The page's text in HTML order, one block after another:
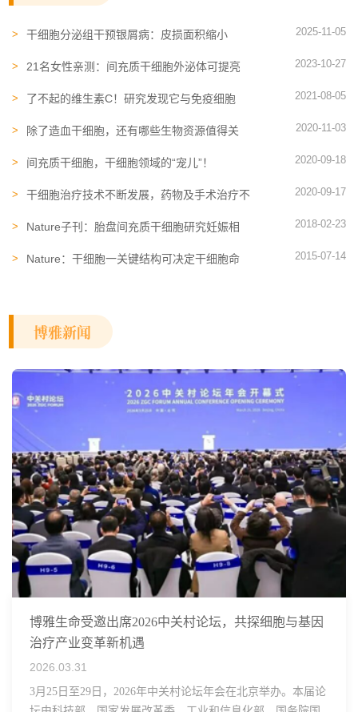
干细胞分泌组干预银屑病：皮损面积缩小
2025-11-05
21名女性亲测：间充质干细胞外泌体可提亮
2023-10-27
了不起的维生素C！研究发现它与免疫细胞
2021-08-05
除了造血干细胞，还有哪些生物资源值得关
2020-11-03
间充质干细胞，干细胞领域的“宠儿”！ 2020-09-18
干细胞治疗技术不断发展，药物及手术治疗不
2020-09-17
Nature子刊：胎盘间充质干细胞研究妊娠相
2018-02-23
Nature：干细胞一关键结构可决定干细胞命
2015-07-14
博雅新闻
博雅生命受邀出席2026中关村论坛，共探细胞与基因
治疗产业变革新机遇
2026.03.31
3月25日至29日，2026年中关村论坛年会在北京举办。本届论